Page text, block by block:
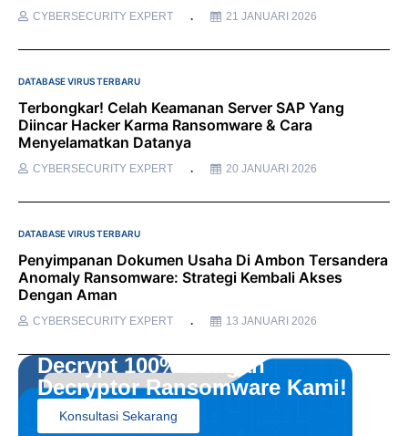
CYBERSECURITY EXPERT 21 JANUARI 2026
DATABASE VIRUS TERBARU
Terbongkar! Celah Keamanan Server SAP Yang
Diincar Hacker Karma Ransomware & Cara
Menyelamatkan Datanya
CYBERSECURITY EXPERT 20 JANUARI 2026
DATABASE VIRUS TERBARU
Penyimpanan Dokumen Usaha Di Ambon Tersandera
Anomaly Ransomware: Strategi Kembali Akses
Dengan Aman
CYBERSECURITY EXPERT 13 JANUARI 2026
Decrypt 100% Dengan
Decryptor Ransomware Kami!
Konsultasi Sekarang